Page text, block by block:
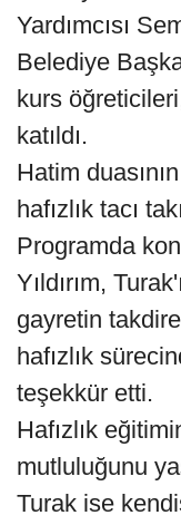
Yardımcısı
Belediye
kurs
katıldı.
Hatim
hafızlık tacı
Programda
Yıldırım,
gayretin
hafızlık
teşekkür etti.
Hafızlık
mutluluğunu
Turak ise